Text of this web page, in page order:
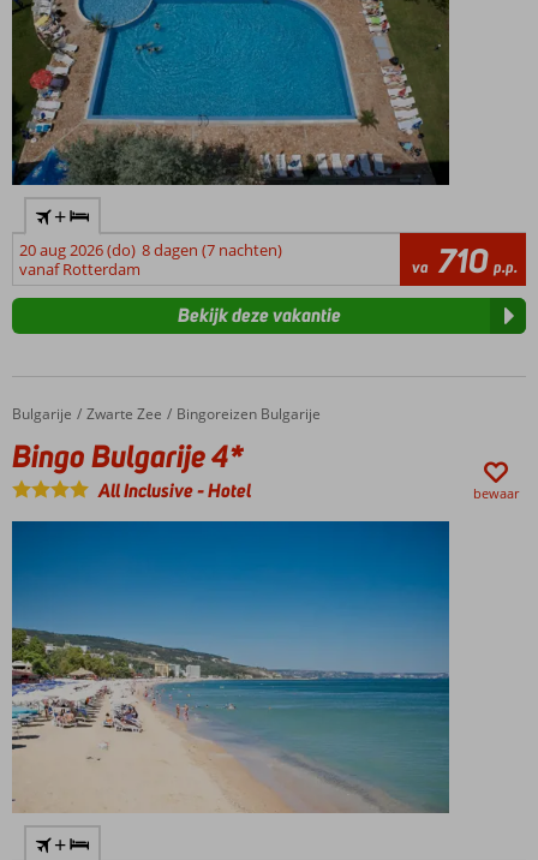
+
20 aug 2026 (do) 8 dagen (7 nachten)
vanaf Rotterdam
va 710 p.p.
Bekijk deze vakantie
Home
Bulgarije Zwarte Zee Bingoreizen Bulgarije
Bingo Bulgarije 4*
Bingo Bulgarije 4*
All Inclusive-Hotel bewaar
+